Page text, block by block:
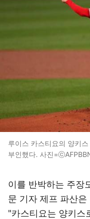
루이스 카스티요의 양키
부인했다. 사진
이를 반박하는 주장
문 기자 제프 파산
"카스티요는 양키스